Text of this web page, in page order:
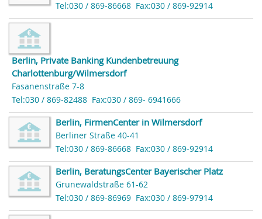
Tel:030 / 869-86668 Fax:030 / 869-92914
Berlin, Private Banking Kundenbetreuung
Charlottenburg/Wilmersdorf
Fasanenstraße 7-8
Tel:030 / 869-82488 Fax:030 / 869- 6941666
Berlin, FirmenCenter in Wilmersdorf
Berliner Straße 40-41
Tel:030 / 869-86668 Fax:030 / 869-92914
Berlin, BeratungsCenter Bayerischer Platz
Grunewaldstraße 61-62
Tel:030 / 869-86969 Fax:030 / 869-97914